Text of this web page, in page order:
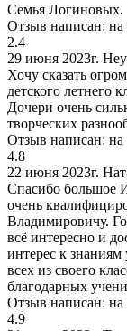
Семья Логиновых.
Отзыв написан: на
2.4
29 июня 2023г.
Хочу сказать
детского летнего
Дочери очень
творческих
Отзыв написан: на
4.8
22 июня 2023г.
Спасибо большое
очень
Владимировичу.
всё интересно и
интерес к
всех из своего
благодарных
Отзыв написан: на
4.9